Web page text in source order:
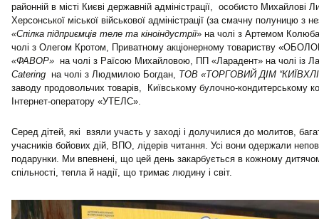
районній в місті Києві державній адміністрації, особисто Михайлові
Херсонської міської військової адміністрації (за смачну полуницю з
«Спілка підприємців теле та кіноіндустрії» на чолі з Артемом
чолі з Олегом Кротом, Приватному акціонерному товариству
«ФАВОР» на чолі з Раїсою Михайловою, ПП «Ларадент» на чолі із
Catering на чолі з Людмилою Богдан, ТОВ «ТОРГОВИЙ ДІМ
заводу продовольчих товарів, Київському булочно-кондитерському
Інтернет-оператору «УТЕЛС».
Серед дітей, які взяли участь у заході і долучилися до молитов,
учасників бойових дій, ВПО, лідерів читання. Усі вони одержали
подарунки. Ми впевнені, що цей день закарбується в кожному
спільності, тепла й надії, що тримає людину і світ.